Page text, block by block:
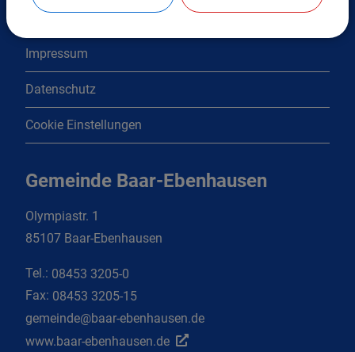
Impressum
Datenschutz
Cookie Einstellungen
Gemeinde Baar-Ebenhausen
Olympiastr. 1
85107 Baar-Ebenhausen
Tel.: 08453 3205-0
Fax: 08453 3205-15
gemeinde@baar-ebenhausen.de
www.baar-ebenhausen.de